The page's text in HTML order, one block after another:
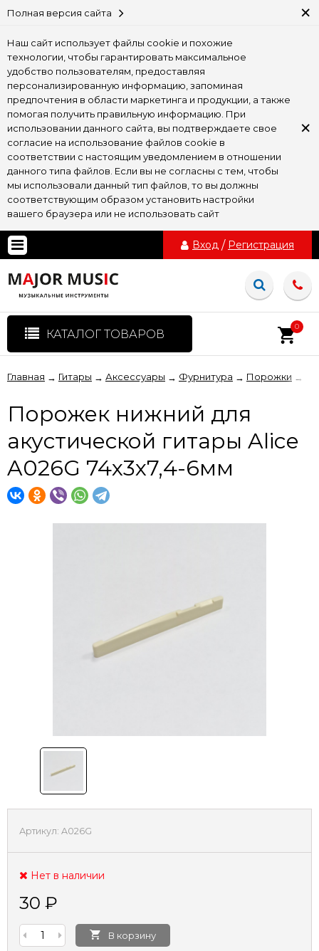
Полная версия сайта ×
Наш сайт использует файлы cookie и похожие
технологии, чтобы гарантировать максимальное
удобство пользователям, предоставляя
персонализированную информацию, запоминая
предпочтения в области маркетинга и продукции, а также
помогая получить правильную информацию. При
использовании данного сайта, вы подтверждаете свое
согласие на использование файлов cookie в
соответствии с настоящим уведомлением в отношении
данного типа файлов. Если вы не согласны с тем, чтобы
мы использовали данный тип файлов, то вы должны
соответствующим образом установить настройки
вашего браузера или не использовать сайт
×
Вход / Регистрация
КАТАЛОГ ТОВАРОВ
0
Главная → Гитары → Аксессуары → Фурнитура → Порожки →
Порожек нижний для
акустической гитары Alice
A026G 74х3х7,4-6мм
Артикул: A026G
Нет в наличии
30 ₽
В корзину